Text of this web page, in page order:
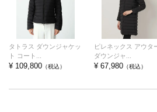
タトラス ダウンジャケッ
ト コート...
¥ 109,800 （税込）
ピレネックス アウタ
ダウンジャ...
¥ 67,980 （税込）